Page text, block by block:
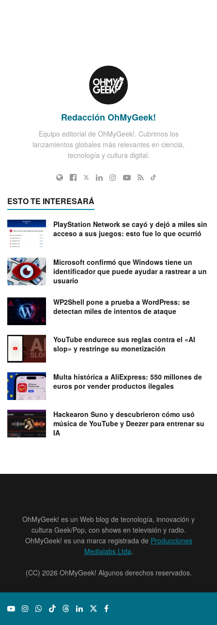
Redacción OhMyGeek!
Equipo editorial de OhMyGeek!. Cubrimos los
lanzamientos globales más relevantes en ciencia,
tecnología y cultura digital.
ESTO TE INTERESARÁ
PlayStation Network se cayó y dejó a miles sin
acceso a sus juegos: esto fue lo que ocurrió
Microsoft confirmó que Windows tiene un
identificador que puede ayudar a rastrear a un
usuario
WP2Shell pone a prueba a WordPress: se
detectan miles de intentos de ataque
YouTube endurece sus reglas contra el «AI
slop» y restringe su monetización
Multa histórica a AliExpress: 550 millones de
euros por vender productos ilegales
Hackearon Suno y descubrieron cómo usó
música de YouTube y Deezer para entrenar su
IA
OhMyGeek! es un Web blog de tecnología, innovación y
cultura Geek/Pop, con shows en televisión y radio.
OhMyGeek! es una marca registrada de Producciones
Medialabs Ltda.
(CC) 2026 OhMyGeek! Algunos derechos reservados.